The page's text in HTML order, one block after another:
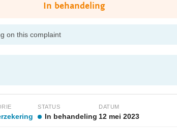
In behandeling
on this complaint
STATUS
In behandeling
DATUM
12 mei 2023